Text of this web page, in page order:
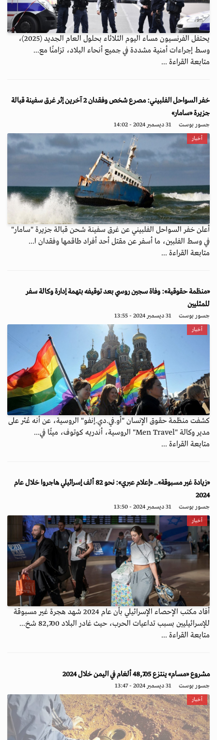
يحتفل الفرنسيون مساء اليوم الثلاثاء بحلول العام الجديد (2025)،
وسط إجراءات أمنية مشددة في جميع أنحاء البلاد، تزامنًا مع...
متابعة القراءة ...
خفر السواحل الفلبيني: مصرع شخص وفقدان 2 آخرين إثر غرق سفينة قبالة
جزيرة «سامار»
جسور بوست 31 ديسمبر 2024 - 14:02
أخبار
أعلن خفر السواحل الفلبيني عن غرق سفينة شحن قبالة جزيرة "سامار"
في وسط الفلبين، ما أسفر عن مقتل أحد أفراد طاقمها وفقدان ا...
متابعة القراءة ...
«منظمة حقوقية»: وفاة سجين روسي بعد توقيفه بتهمة إدارة وكالة سفر
للمثليين
جسور بوست 31 ديسمبر 2024 - 13:55
أخبار
كشفت منظمة حقوق الإنسان "أو.في.دي.إنفو" الروسية، عن أنه عُثر على
مدير وكالة "Men Travel" الروسية، أندريه كوتوف، ميتًا في...
متابعة القراءة ...
«زيادة غير مسبوقة».. «إعلام عبري»: نحو 82 ألف إسرائيلي هاجروا خلال عام
2024
جسور بوست 31 ديسمبر 2024 - 13:50
أخبار
أفاد مكتب الإحصاء الإسرائيلي بأن عام 2024 شهد هجرة غير مسبوقة
للإسرائيليين بسبب تداعيات الحرب، حيث غادر البلاد 82,700 شخ...
متابعة القراءة ...
مشروع «مسام» ينتزع 48,705 ألغام في اليمن خلال 2024
جسور بوست 31 ديسمبر 2024 - 13:47
أخبار